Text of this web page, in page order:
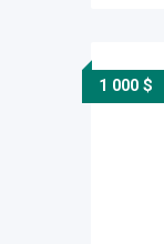
1 000 $